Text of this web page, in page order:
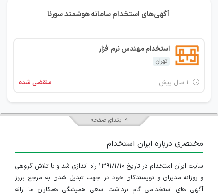
آگهی‌های استخدام سامانه هوشمند سورنا
استخدام مهندس نرم افزار
تهران
منقضی شده
ابتدای صفحه
مختصری درباره ایران استخدام
سایت ایران استخدام در تاریخ ۱۳۹۱/۱/۱۰ راه اندازی شد و با تلاش گروهی
و روزانه مدیران و نویسندگان خود در جهت تبدیل شدن به مرجع بروز
آگهی های استخدامی گام برداشت. سعی همیشگی همکاران ما ارائه